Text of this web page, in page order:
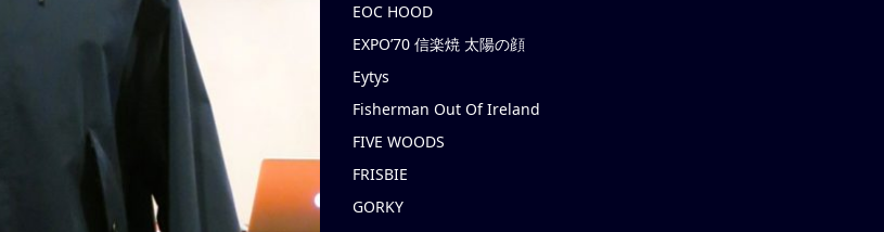
EOC HOOD
EXPO’70 信楽焼 太陽の顔
Eytys
Fisherman Out Of Ireland
FIVE WOODS
FRISBIE
GORKY